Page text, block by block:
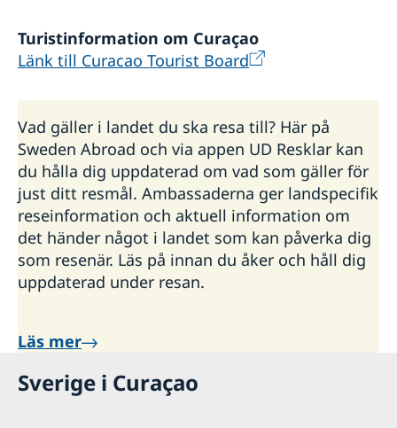
Turistinformation om Curaçao
Länk till Curacao Tourist Board
Vad gäller i landet du ska resa till? Här på
Sweden Abroad och via appen UD Resklar kan
du hålla dig uppdaterad om vad som gäller för
just ditt resmål. Ambassaderna ger landspecifik
reseinformation och aktuell information om
det händer något i landet som kan påverka dig
som resenär. Läs på innan du åker och håll dig
uppdaterad under resan.
Läs mer
Sverige i Curaçao